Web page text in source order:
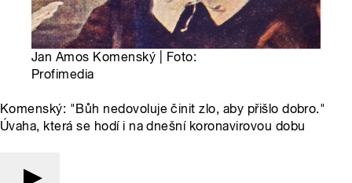
Jan Amos Komenský | Foto:
Profimedia
Komenský: "Bůh nedovoluje činit zlo, aby přišlo dobro."
Úvaha, která se hodí i na dnešní koronavirovou dobu